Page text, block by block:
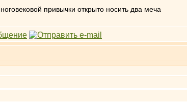
привычки открыто носить два меча